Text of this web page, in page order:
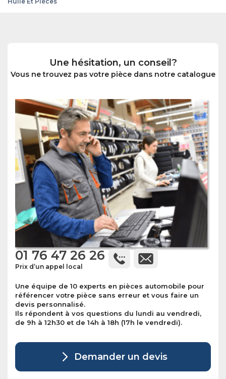
Une hésitation, un conseil?
Vous ne trouvez pas votre pièce dans notre catalogue
01 76 47 26 26
Prix d’un appel local
Une équipe de 10 experts en pièces automobile pour
référencer votre pièce sans erreur et vous faire un
devis personnalisé.
Ils répondent à vos questions du lundi au vendredi,
de 9h à 12h30 et de 14h à 18h (17h le vendredi).
Demander un devis